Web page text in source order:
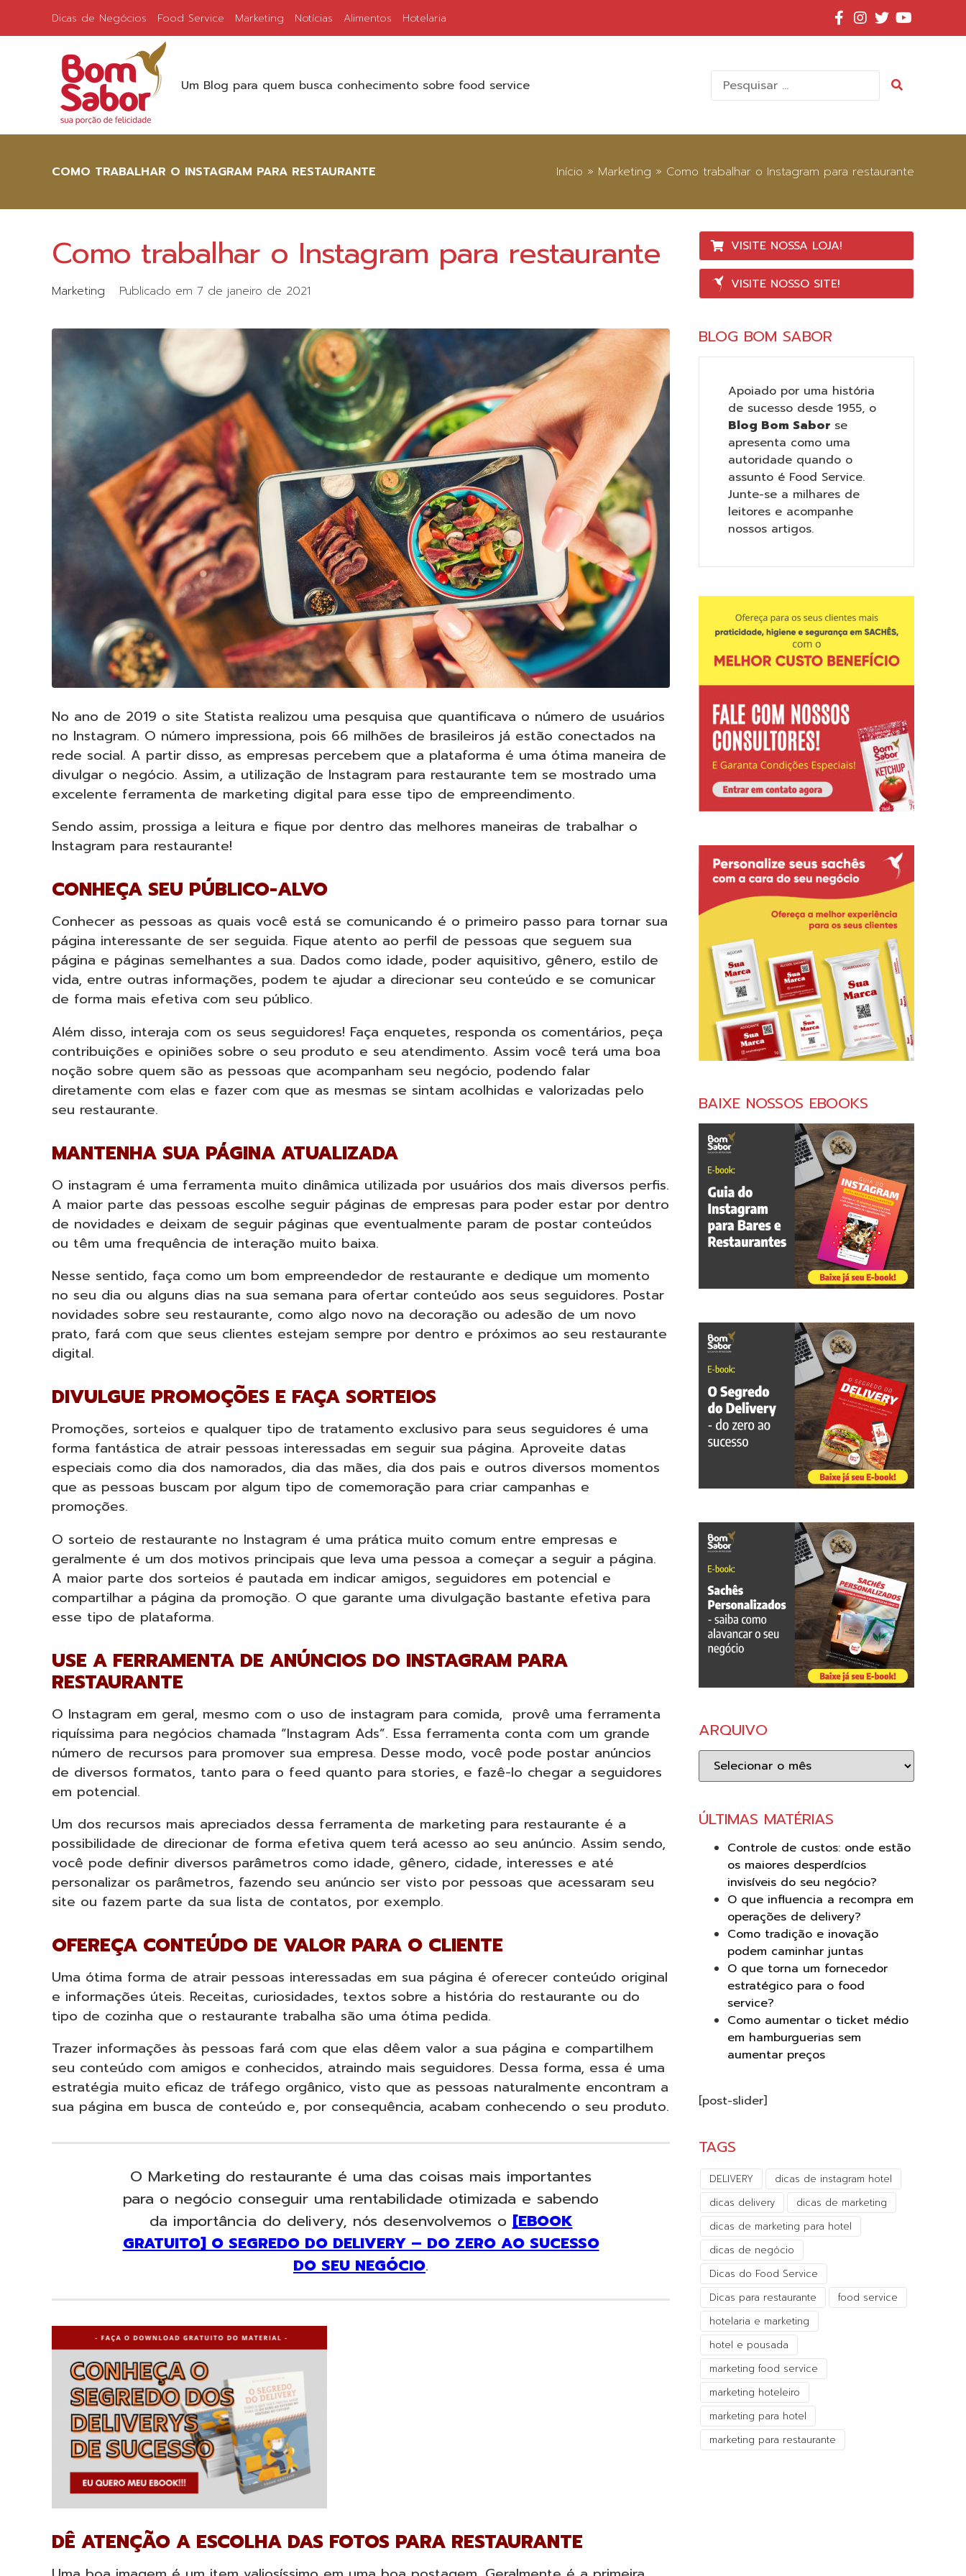
Dicas de Negócios Food Service Marketing Notícias Alimentos Hotelaria
Um Blog para quem busca conhecimento sobre food service
Pesquisar
por:
COMO TRABALHAR O INSTAGRAM PARA RESTAURANTE Início » Marketing » Como trabalhar o Instagram para restaurante
Como trabalhar o Instagram para restaurante
Marketing Publicado em 7 de janeiro de 2021
No ano de 2019 o site Statista realizou uma pesquisa que quantificava o número de usuários
no Instagram. O número impressiona, pois 66 milhões de brasileiros já estão conectados na
rede social. A partir disso, as empresas percebem que a plataforma é uma ótima maneira de
divulgar o negócio. Assim, a utilização de Instagram para restaurante tem se mostrado uma
excelente ferramenta de marketing digital para esse tipo de empreendimento.
Sendo assim, prossiga a leitura e fique por dentro das melhores maneiras de trabalhar o
Instagram para restaurante!
CONHEÇA SEU PÚBLICO-ALVO
Conhecer as pessoas as quais você está se comunicando é o primeiro passo para tornar sua
página interessante de ser seguida. Fique atento ao perfil de pessoas que seguem sua
página e páginas semelhantes a sua. Dados como idade, poder aquisitivo, gênero, estilo de
vida, entre outras informações, podem te ajudar a direcionar seu conteúdo e se comunicar
de forma mais efetiva com seu público.
Além disso, interaja com os seus seguidores! Faça enquetes, responda os comentários, peça
contribuições e opiniões sobre o seu produto e seu atendimento. Assim você terá uma boa
noção sobre quem são as pessoas que acompanham seu negócio, podendo falar
diretamente com elas e fazer com que as mesmas se sintam acolhidas e valorizadas pelo
seu restaurante.
MANTENHA SUA PÁGINA ATUALIZADA
O instagram é uma ferramenta muito dinâmica utilizada por usuários dos mais diversos perfis.
A maior parte das pessoas escolhe seguir páginas de empresas para poder estar por dentro
de novidades e deixam de seguir páginas que eventualmente param de postar conteúdos
ou têm uma frequência de interação muito baixa.
Nesse sentido, faça como um bom empreendedor de restaurante e dedique um momento
no seu dia ou alguns dias na sua semana para ofertar conteúdo aos seus seguidores. Postar
novidades sobre seu restaurante, como algo novo na decoração ou adesão de um novo
prato, fará com que seus clientes estejam sempre por dentro e próximos ao seu restaurante
digital.
DIVULGUE PROMOÇÕES E FAÇA SORTEIOS
Promoções, sorteios e qualquer tipo de tratamento exclusivo para seus seguidores é uma
forma fantástica de atrair pessoas interessadas em seguir sua página. Aproveite datas
especiais como dia dos namorados, dia das mães, dia dos pais e outros diversos momentos
que as pessoas buscam por algum tipo de comemoração para criar campanhas e
promoções.
O sorteio de restaurante no Instagram é uma prática muito comum entre empresas e
geralmente é um dos motivos principais que leva uma pessoa a começar a seguir a página.
A maior parte dos sorteios é pautada em indicar amigos, seguidores em potencial e
compartilhar a página da promoção. O que garante uma divulgação bastante efetiva para
esse tipo de plataforma.
USE A FERRAMENTA DE ANÚNCIOS DO INSTAGRAM PARA
RESTAURANTE
O Instagram em geral, mesmo com o uso de instagram para comida, provê uma ferramenta
riquíssima para negócios chamada “Instagram Ads”. Essa ferramenta conta com um grande
número de recursos para promover sua empresa. Desse modo, você pode postar anúncios
de diversos formatos, tanto para o feed quanto para stories, e fazê-lo chegar a seguidores
em potencial.
Um dos recursos mais apreciados dessa ferramenta de marketing para restaurante é a
possibilidade de direcionar de forma efetiva quem terá acesso ao seu anúncio. Assim sendo,
você pode definir diversos parâmetros como idade, gênero, cidade, interesses e até
personalizar os parâmetros, fazendo seu anúncio ser visto por pessoas que acessaram seu
site ou fazem parte da sua lista de contatos, por exemplo.
OFEREÇA CONTEÚDO DE VALOR PARA O CLIENTE
Uma ótima forma de atrair pessoas interessadas em sua página é oferecer conteúdo original
e informações úteis. Receitas, curiosidades, textos sobre a história do restaurante ou do
tipo de cozinha que o restaurante trabalha são uma ótima pedida.
Trazer informações às pessoas fará com que elas dêem valor a sua página e compartilhem
seu conteúdo com amigos e conhecidos, atraindo mais seguidores. Dessa forma, essa é uma
estratégia muito eficaz de tráfego orgânico, visto que as pessoas naturalmente encontram a
sua página em busca de conteúdo e, por consequência, acabam conhecendo o seu produto.
O Marketing do restaurante é uma das coisas mais importantes
para o negócio conseguir uma rentabilidade otimizada e sabendo
da importância do delivery, nós desenvolvemos o [EBOOK
GRATUITO] O SEGREDO DO DELIVERY – DO ZERO AO SUCESSO
DO SEU NEGÓCIO.
DÊ ATENÇÃO A ESCOLHA DAS FOTOS PARA RESTAURANTE
VISITE NOSSA LOJA!
VISITE NOSSO SITE!
BLOG BOM SABOR
Apoiado por uma história
de sucesso desde 1955, o
Blog Bom Sabor se
apresenta como uma
autoridade quando o
assunto é Food Service.
Junte-se a milhares de
leitores e acompanhe
nossos artigos.
BAIXE NOSSOS EBOOKS
ARQUIVO
Arquivo
ÚLTIMAS MATÉRIAS
Controle de custos: onde estão
os maiores desperdícios
invisíveis do seu negócio?
O que influencia a recompra em
operações de delivery?
Como tradição e inovação
podem caminhar juntas
O que torna um fornecedor
estratégico para o food
service?
Como aumentar o ticket médio
em hamburguerias sem
aumentar preços
[post-slider]
TAGS
DELIVERY
dicas de instagram hotel
dicas delivery
dicas de marketing
dicas de marketing para hotel
dicas de negócio
Dicas do Food Service
Dicas para restaurante
food service
hotelaria e marketing
hotel e pousada
marketing food service
marketing hoteleiro
marketing para hotel
marketing para restaurante